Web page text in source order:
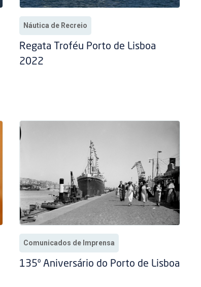
Náutica de Recreio
Regata Troféu Porto de Lisboa
2022
Comunicados de Imprensa
135º Aniversário do Porto de Lisboa